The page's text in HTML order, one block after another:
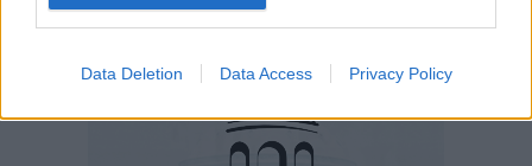
Data Deletion Data Access Privacy Policy